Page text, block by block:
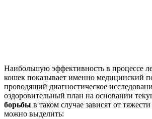
Наибольшую эффективность в процессе
кошек показывает именно медицинский
проводящий диагностическое
оздоровительный план на основании
борьбы в таком случае зависят от
можно выделить: